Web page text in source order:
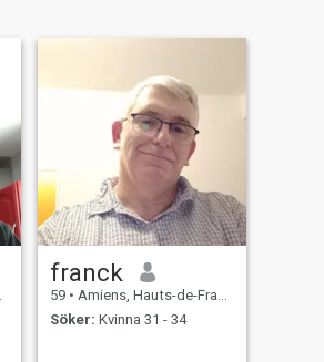
franck
59 • Amiens, Hauts-de-France, Frankrike
Söker: Kvinna 31 - 34